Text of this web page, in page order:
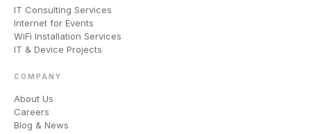
IT Consulting Services
Internet for Events
WiFi Installation Services
IT & Device Projects
COMPANY
About Us
Careers
Blog & News